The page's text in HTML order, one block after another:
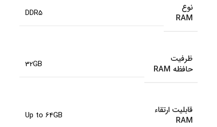
نوع
RAM
DDR5
ظرفیت
حافظه RAM
32GB
قابلیت ارتقاء
RAM
Up to 64GB